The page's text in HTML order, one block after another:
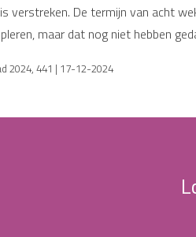
De termijn van acht
maar dat nog niet hebben
2024, 441 | 17-12-2024